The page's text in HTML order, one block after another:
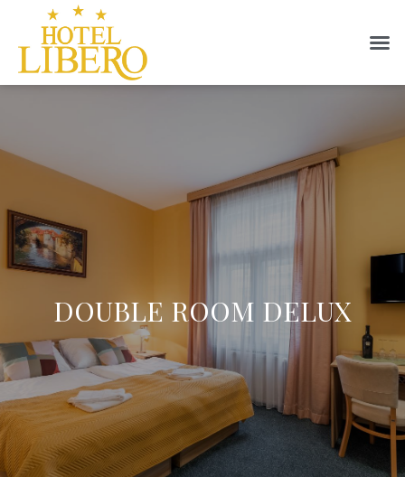
DOUBLE ROOM DELUX